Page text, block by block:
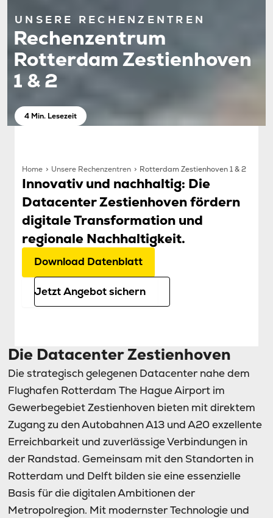
UNSERE RECHENZENTREN
Rechenzentrum
Rotterdam Zestienhoven
1 & 2
4 Min. Lesezeit
Home Unsere Rechenzentren Rotterdam Zestienhoven 1 & 2
Innovativ und nachhaltig: Die
Datacenter Zestienhoven fördern
digitale Transformation und
regionale Nachhaltigkeit.
Download Datenblatt
Jetzt Angebot sichern
Die Datacenter Zestienhoven
Die strategisch gelegenen Datacenter nahe dem
Flughafen Rotterdam The Hague Airport im
Gewerbegebiet Zestienhoven bieten mit direktem
Zugang zu den Autobahnen A13 und A20 exzellente
Erreichbarkeit und zuverlässige Verbindungen in
der Randstad. Gemeinsam mit den Standorten in
Rotterdam und Delft bilden sie eine essenzielle
Basis für die digitalen Ambitionen der
Metropolregion. Mit modernster Technologie und